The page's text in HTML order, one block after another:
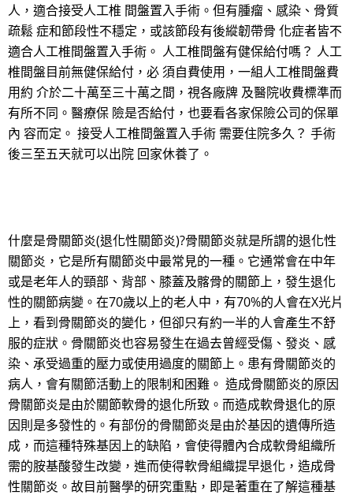
人，適合接受人工椎 間盤置入手術。但有腫瘤、感染、骨質
疏鬆 症和節段性不穩定，或該節段有後縱韌帶骨 化症者皆不
適合人工椎間盤置入手術。 人工椎間盤有健保給付嗎？ 人工
椎間盤目前無健保給付，必 須自費使用，一組人工椎間盤費
用約 介於二十萬至三十萬之間，視各廠牌 及醫院收費標準而
有所不同。醫療保 險是否給付，也要看各家保險公司的保單
內 容而定。 接受人工椎間盤置入手術 需要住院多久？ 手術
後三至五天就可以出院 回家休養了。
什麼是骨關節炎(退化性關節炎)?骨關節炎就是所謂的退化性
關節炎，它是所有關節炎中最常見的一種。它通常會在中年
或是老年人的頸部、背部、膝蓋及髂骨的關節上，發生退化
性的關節病變。在70歲以上的老人中，有70%的人會在X光片
上，看到骨關節炎的變化，但卻只有約一半的人會產生不舒
服的症狀。骨關節炎也容易發生在過去曾經受傷、發炎、感
染、承受過重的壓力或使用過度的關節上。患有骨關節炎的
病人，會有關節活動上的限制和困難。 造成骨關節炎的原因
骨關節炎是由於關節軟骨的退化所致。而造成軟骨退化的原
因則是多發性的。有部份的骨關節炎是由於基因的遺傳所造
成，而這種特殊基因上的缺陷，會使得體內合成軟骨組織所
需的胺基酸發生改變，進而使得軟骨組織提早退化，造成骨
性關節炎。故目前醫學的研究重點，即是著重在了解這種基